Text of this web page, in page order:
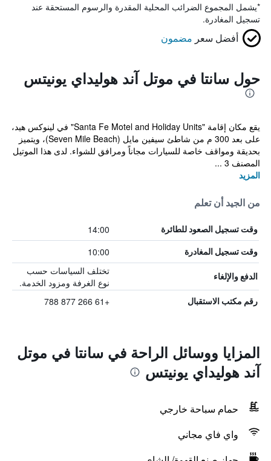
*يشمل المجموع الضرائب المحلية المقدرة والرسوم المستحقة عند
تسجيل المغادرة.
أفضل سعر مضمون
حول سانتا في موتل آند هوليداي يونيتس
يقع مكان إقامة "Santa Fe Motel and Holiday Units" في لينوكس هيد،
على بعد 300 م من شاطئ سيفين مايل (Seven Mile Beach)، ويتميز
بحديقة ومواقف خاصة للسيارات مجاناً ومرافق للشواء. لدى هذا الموتيل
المصنف 3 ...
المزيد
من الجيد أن تعلم
وقت تسجيل الصعود للطائرة 14:00
وقت تسجيل المغادرة 10:00
الدفع والإلغاء
تختلف السياسات حسب
نوع الغرفة ومزود الخدمة.
رقم مكتب الاستقبال +61 266 877 788
المزايا ووسائل الراحة في سانتا في موتل
آند هوليداي يونيتس
حمام سباحة خارجي
واي فاي مجاني